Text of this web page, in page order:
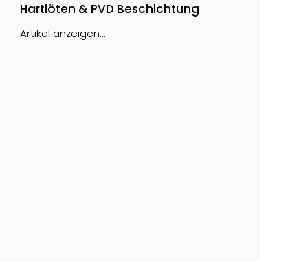
Hartlöten & PVD Beschichtung
Artikel anzeigen...